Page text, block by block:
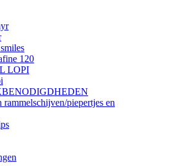
120
LOPI
rammelschijven/piepertjes en